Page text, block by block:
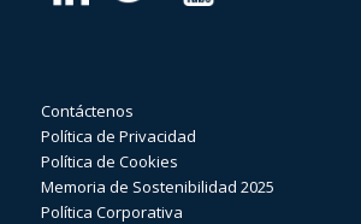
Contáctenos
Política de Privacidad
Política de Cookies
Memoria de Sostenibilidad 2025
Política Corporativa